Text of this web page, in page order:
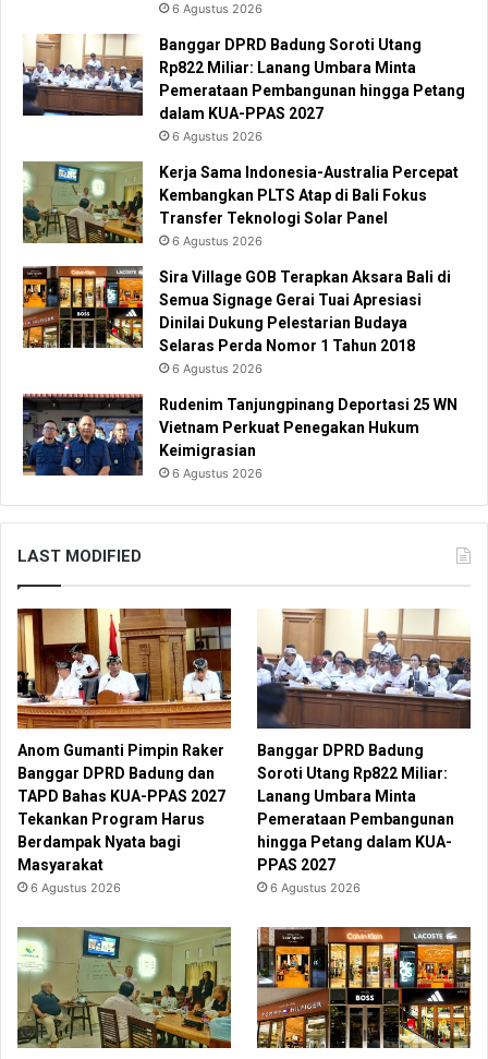
6 Agustus 2026
Banggar DPRD Badung Soroti Utang
Rp822 Miliar: Lanang Umbara Minta
Pemerataan Pembangunan hingga Petang
dalam KUA-PPAS 2027
6 Agustus 2026
Kerja Sama Indonesia-Australia Percepat
Kembangkan PLTS Atap di Bali Fokus
Transfer Teknologi Solar Panel
6 Agustus 2026
Sira Village GOB Terapkan Aksara Bali di
Semua Signage Gerai Tuai Apresiasi
Dinilai Dukung Pelestarian Budaya
Selaras Perda Nomor 1 Tahun 2018
6 Agustus 2026
Rudenim Tanjungpinang Deportasi 25 WN
Vietnam Perkuat Penegakan Hukum
Keimigrasian
6 Agustus 2026
LAST MODIFIED
Anom Gumanti Pimpin Raker
Banggar DPRD Badung dan
TAPD Bahas KUA-PPAS 2027
Tekankan Program Harus
Berdampak Nyata bagi
Masyarakat
6 Agustus 2026
Banggar DPRD Badung
Soroti Utang Rp822 Miliar:
Lanang Umbara Minta
Pemerataan Pembangunan
hingga Petang dalam KUA-
PPAS 2027
6 Agustus 2026